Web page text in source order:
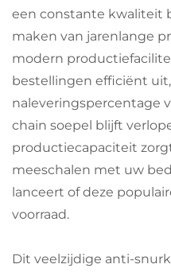
een constante kwaliteit
maken van jarenlange
modern
bestellingen efficiënt
naleveringspercentage
chain soepel blijft
productiecapaciteit
meeschalen met uw
lanceert of deze
voorraad.
Dit veelzijdige anti-